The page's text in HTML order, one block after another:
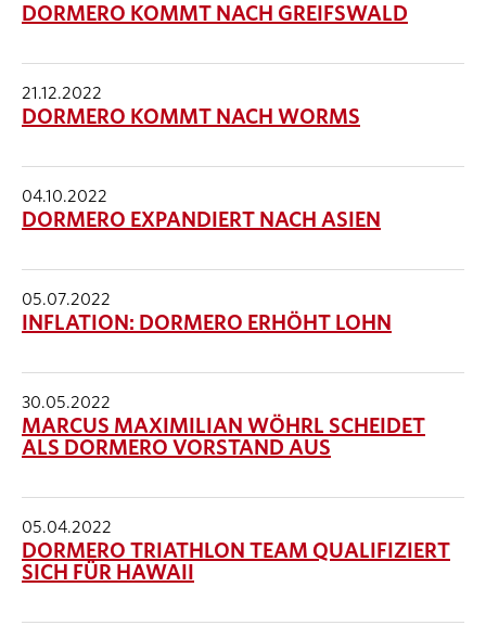
DORMERO KOMMT NACH GREIFSWALD
21.12.2022
DORMERO KOMMT NACH WORMS
04.10.2022
DORMERO EXPANDIERT NACH ASIEN
05.07.2022
INFLATION: DORMERO ERHÖHT LOHN
30.05.2022
MARCUS MAXIMILIAN WÖHRL SCHEIDET
ALS DORMERO VORSTAND AUS
05.04.2022
DORMERO TRIATHLON TEAM QUALIFIZIERT
SICH FÜR HAWAII